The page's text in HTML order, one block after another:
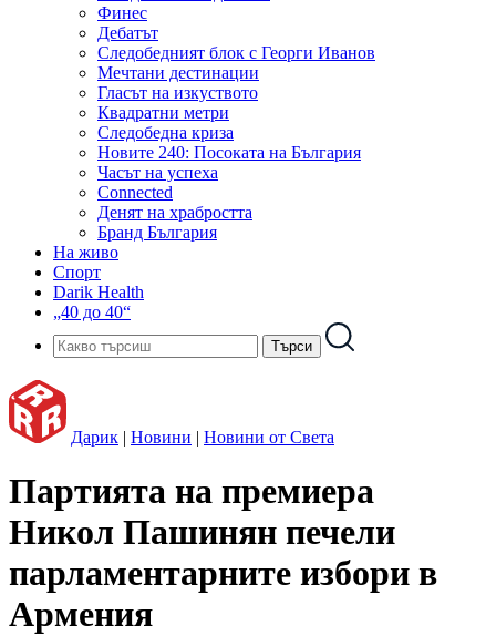
Финес
Дебатът
Следобедният блок с Георги Иванов
Мечтани дестинации
Гласът на изкуството
Квадратни метри
Следобедна криза
Новите 240: Посоката на България
Часът на успеха
Connected
Денят на храбростта
Бранд България
На живо
Спорт
Darik Health
„40 до 40“
Дарик | Новини | Новини от Света
Партията на премиера
Никол Пашинян печели
парламентарните избори в
Армения